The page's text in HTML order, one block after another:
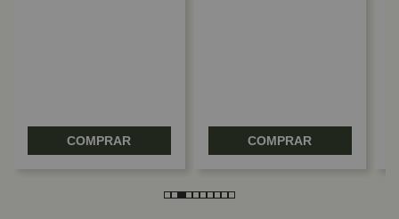
COMPRAR COMPRAR